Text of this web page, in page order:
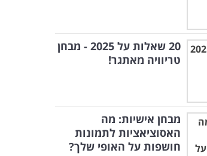
20 שאלות על 2025 - מבחן
טריוויה מאתגר!
מבחן אישיות: מה
האסוציאציות לתמונות
חושפות על האופי שלך?